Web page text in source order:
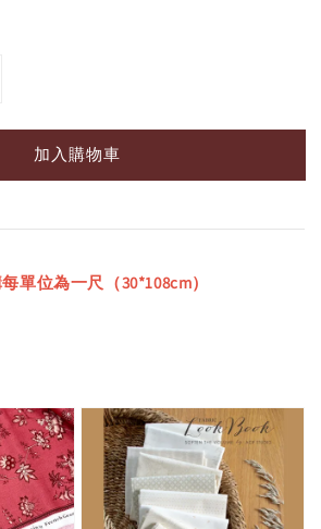
加入購物車
單位為一尺（30*108cm）